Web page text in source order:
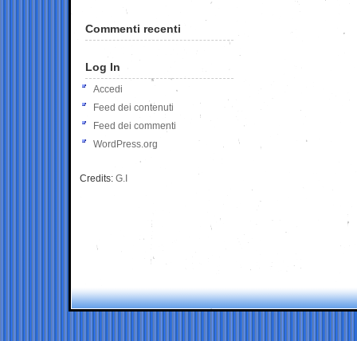
Commenti recenti
Log In
Accedi
Feed dei contenuti
Feed dei commenti
WordPress.org
Credits: G.I